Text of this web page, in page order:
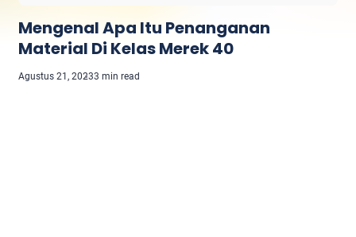
Mengenal Apa Itu Penanganan
Material Di Kelas Merek 40
Agustus 21, 20233 min read